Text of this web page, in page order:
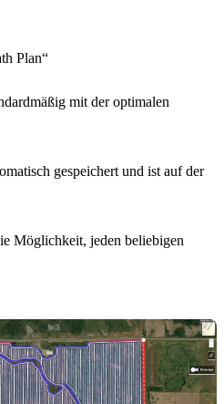
Plan“
mit der optimalen
gespeichert und ist auf der
Möglichkeit, jeden beliebigen